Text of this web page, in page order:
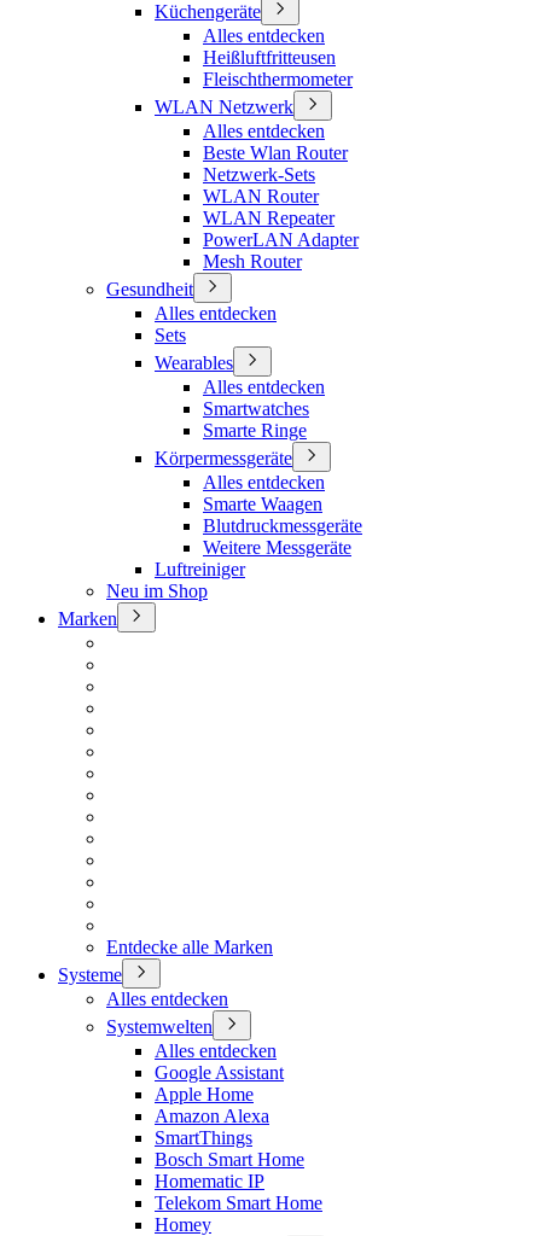
Küchengeräte
Alles entdecken
Heißluftfritteusen
Fleischthermometer
WLAN Netzwerk
Alles entdecken
Beste Wlan Router
Netzwerk-Sets
WLAN Router
WLAN Repeater
PowerLAN Adapter
Mesh Router
Gesundheit
Alles entdecken
Sets
Wearables
Alles entdecken
Smartwatches
Smarte Ringe
Körpermessgeräte
Alles entdecken
Smarte Waagen
Blutdruckmessgeräte
Weitere Messgeräte
Luftreiniger
Neu im Shop
Marken
Entdecke alle Marken
Systeme
Alles entdecken
Systemwelten
Alles entdecken
Google Assistant
Apple Home
Amazon Alexa
SmartThings
Bosch Smart Home
Homematic IP
Telekom Smart Home
Homey